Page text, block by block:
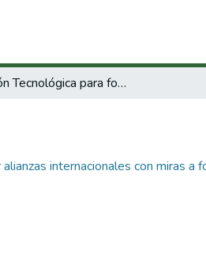
Misión Tecnológica para fomentar alianzas internacionales con miras a fortalecer las capacidades en marketing agroalimentario en el Departamento del Tolima.
internacionales con miras a